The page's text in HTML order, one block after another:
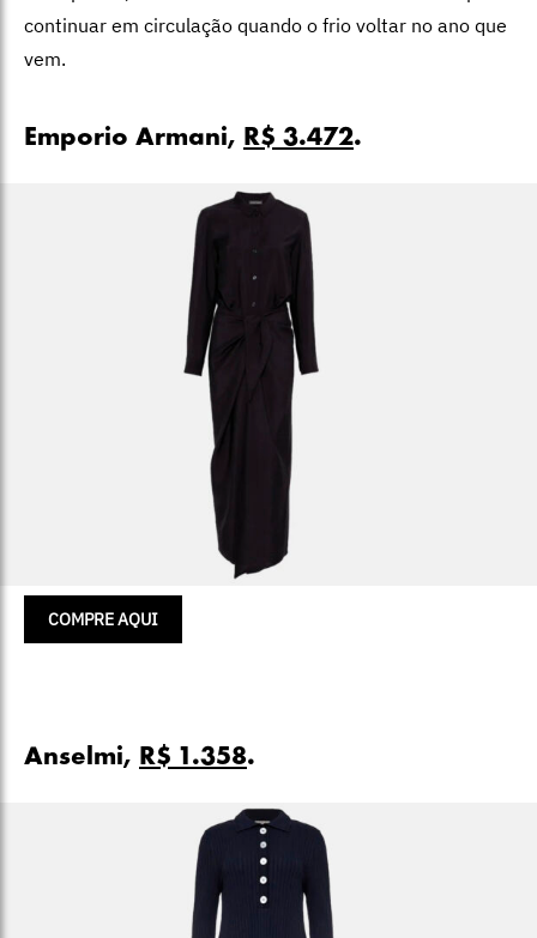
continuar em circulação quando o frio voltar no ano que
vem.
Emporio Armani, R$ 3.472.
COMPRE AQUI
Anselmi, R$ 1.358.